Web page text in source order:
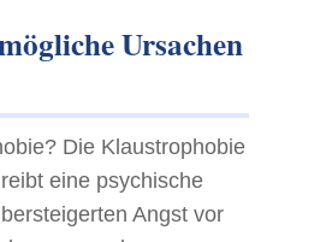
Ursachen
Die Klaustrophobie
eine psychische
Angst vor